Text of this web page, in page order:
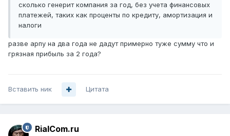
сколько генерит компания за год, без учета финансовых
платежей, таких как проценты по кредиту, амортизация и
налоги
разве арпу на два года не дадут примерно туже сумму что и
грязная прибыль за 2 года?
Вставить ник Цитата
RialCom.ru